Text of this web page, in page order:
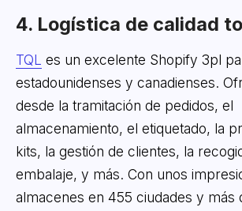
4. Logística de calidad
TQL es un excelente Shopify 3pl
estadounidenses y canadienses.
desde la tramitación de pedidos, el
almacenamiento, el etiquetado, la
kits, la gestión de clientes, la
embalaje, y más. Con unos
almacenes en 455 ciudades y más